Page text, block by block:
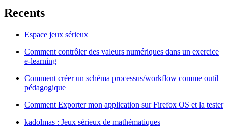
Recents
Espace jeux sérieux
Comment contrôler des valeurs numériques dans un exercice
e-learning
Comment créer un schéma processus/workflow comme outil
pédagogique
Comment Exporter mon application sur Firefox OS et la tester
kadolmas : Jeux sérieux de mathématiques